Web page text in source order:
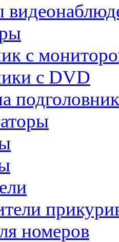
с
с DVD
подголовник
номеров